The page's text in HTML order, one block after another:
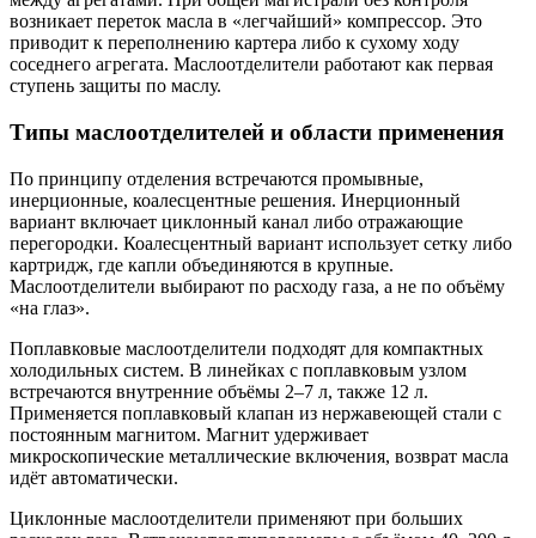
возникает переток масла в «легчайший» компрессор. Это
приводит к переполнению картера либо к сухому ходу
соседнего агрегата. Маслоотделители работают как первая
ступень защиты по маслу.
Типы маслоотделителей и области применения
По принципу отделения встречаются промывные,
инерционные, коалесцентные решения. Инерционный
вариант включает циклонный канал либо отражающие
перегородки. Коалесцентный вариант использует сетку либо
картридж, где капли объединяются в крупные.
Маслоотделители выбирают по расходу газа, а не по объёму
«на глаз».
Поплавковые маслоотделители подходят для компактных
холодильных систем. В линейках с поплавковым узлом
встречаются внутренние объёмы 2–7 л, также 12 л.
Применяется поплавковый клапан из нержавеющей стали с
постоянным магнитом. Магнит удерживает
микроскопические металлические включения, возврат масла
идёт автоматически.
Циклонные маслоотделители применяют при больших